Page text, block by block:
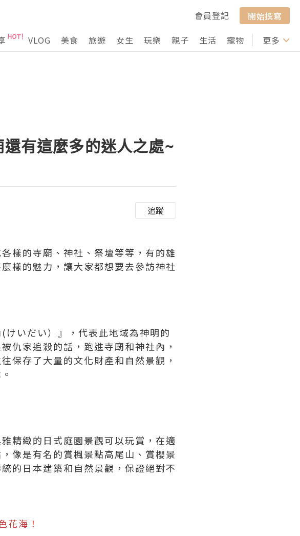
會員登記
開始撰寫
VLOG 美食 旅遊 女生 玩樂 親子 生活 寵物 行山 打卡
更多
有這麼多的迷人之處~
追蹤
樣的寺廟、神社、祭壇等等，有的雄
樣的魅力，讓大家都想要去參訪神社
いだい）』，代表此地域為神明的
仇家追殺的話，跑進寺廟和神社內，
保存了大量的文化財產和自然景觀，
精緻的日式庭園景觀可以玩賞，在適
像是有名的賞楓景點高尾山、賞櫻景
的日本建築和自然景觀，保證絕對不
花海！